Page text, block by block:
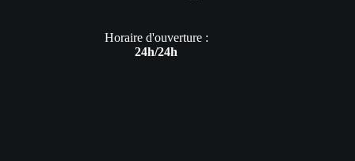
Horaire d'ouverture :
24h/24h